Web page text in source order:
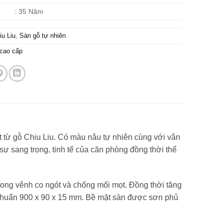
: 35 Năm
Liu, Sàn gỗ tự nhiên
cấp
gỗ Chiu Liu. Có màu nâu tự nhiên cùng với vân
sang trọng, tinh tế của căn phòng đồng thời thể
vênh co ngót và chống mối mọt. Đồng thời tăng
900 x 90 x 15 mm. Bề mặt sàn được sơn phủ